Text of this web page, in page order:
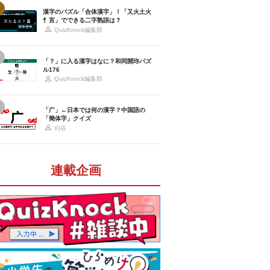
漢字のパズル「合体漢字」！「又火土火
忄言」でできる二字熟語は？
QuizKnock編集部
「？」に入る漢字はなに？和同開珎パズ
ル176
QuizKnock編集部
「广」←日本では何の漢字？中国語の
「簡体字」クイズ
刈谷
連載企画